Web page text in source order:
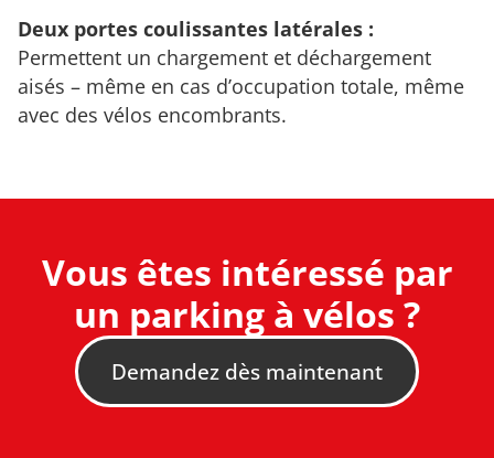
Deux portes coulissantes latérales :
Permettent un chargement et déchargement
aisés – même en cas d’occupation totale, même
avec des vélos encombrants.
Vous êtes intéressé par
un parking à vélos ?
Demandez dès maintenant